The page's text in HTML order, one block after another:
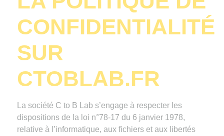
CONFIDENTIALITÉ
SUR
CTOBLAB.FR
La société C to B Lab s’engage à respecter les
dispositions de la loi n°78-17 du 6 janvier 1978,
relative à l’informatique, aux fichiers et aux libertés